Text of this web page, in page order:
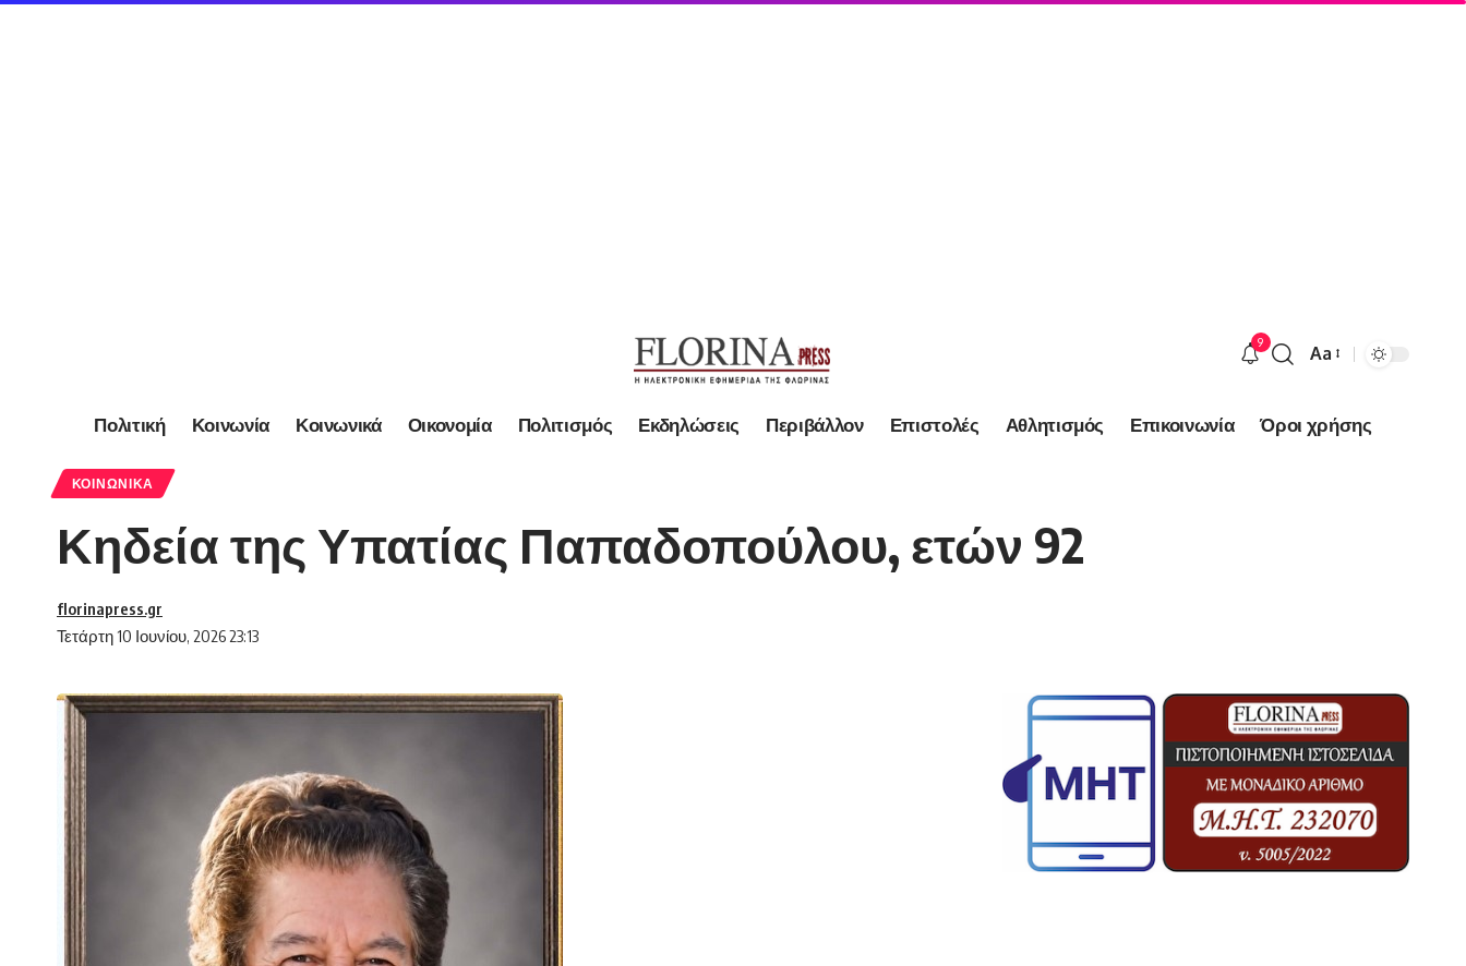
9
Font
Aa
Πολιτική Κοινωνία Κοινωνικά Οικονομία Πολιτισμός Εκδηλώσεις Περιβάλλον Επιστολές Αθλητισμός Επικοινωνία Όροι χρήσης
ΚΟΙΝΩΝΙΚΆ
Κηδεία της Υπατίας Παπαδοπούλου, ετών 92
Τετάρτη 10 Ιουνίου, 2026 23:13
florinapress.gr